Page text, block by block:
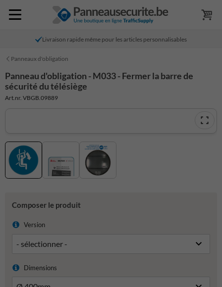
Livraison rapide même pour les articles personnalisables
Panneaux d'obligation
Panneau d'obligation - M033 - Fermer la barre de
sécurité du télésiège
Art.nr. VBGB.09889
Composer le produit
Version
Dimensions